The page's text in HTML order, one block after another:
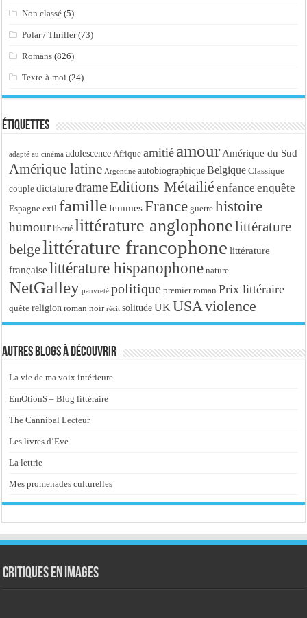
Non classé (5)
Polar / Thriller(73)
Romans (826)
Texte-à-moi (24)
Étiquettes
adapté au cinéma adolescence Afrique amitié amour Amérique du Sud
Amérique latine Argentine autobiographique Belgique Classique
couple dictature drameEditions Métailié enfance enquête
Espagne exil famille femmes France guerre histoire
humour liberté littérature anglophonelittérature
belgelittérature francophone littérature
française littérature hispanophone nature
NetGalley pauvreté politique premier roman Prix littéraire
quête religion roman noir récit solitude UK USAviolence
Autres blogs à découvrir
La vie de ma voix intérieure
EmOtionS – Blog littéraire
The Cannibal Lecteur
Les livres d’Eve
La lettrie
Mes promenades culturelles
Critiques en images